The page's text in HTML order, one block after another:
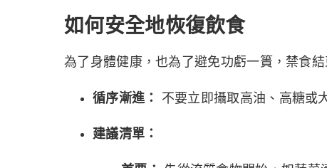
如何安全地恢復飲食
為了身體健康，也為了避免功虧一簣，禁食
循序漸進： 不要立即攝取高油、高糖或
建議清單：